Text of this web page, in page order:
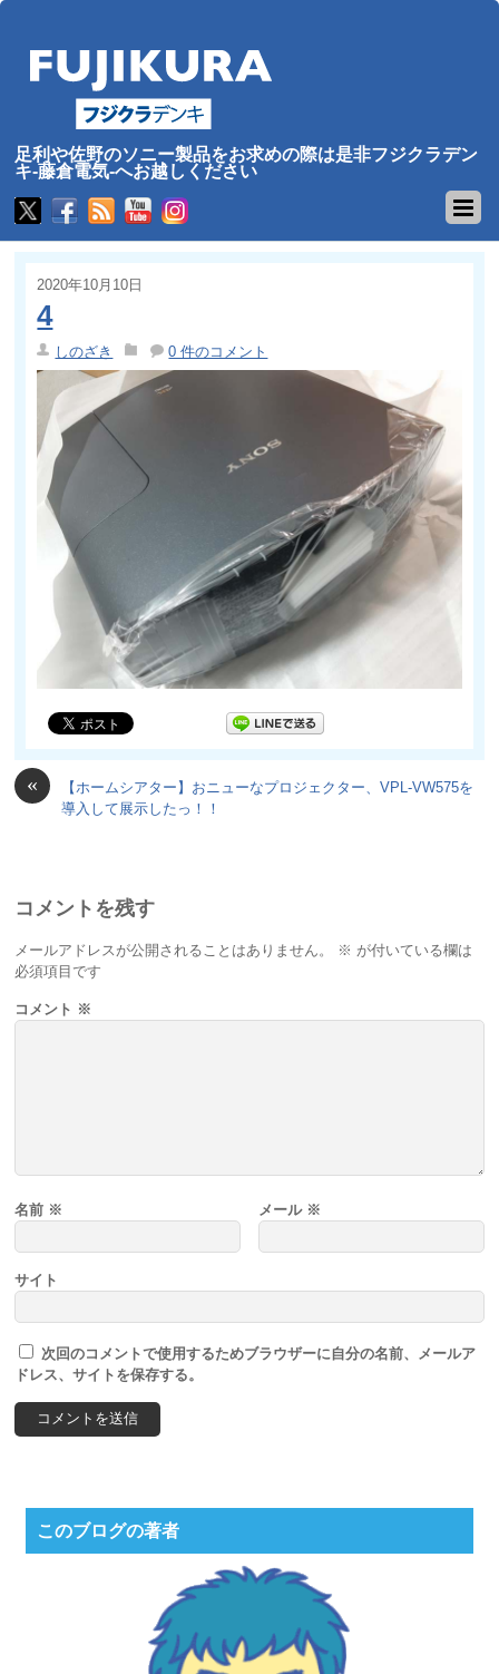
足利や佐野のソニー製品をお求めの際は是非フジクラデン
キ-藤倉電気-へお越しください
2020年10月10日
4
しのざき 0 件のコメント
«
【ホームシアター】おニューなプロジェクター、VPL-VW575を
導入して展示したっ！！
コメントを残す
メールアドレスが公開されることはありません。 ※ が付いている欄は
必須項目です
コメント ※
名前 ※ メール ※
サイト
次回のコメントで使用するためブラウザーに自分の名前、メールア
ドレス、サイトを保存する。
このブログの著者